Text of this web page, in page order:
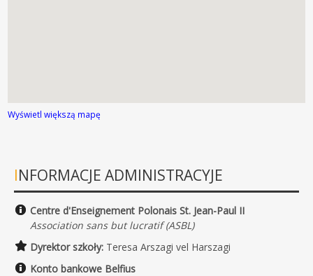
Wyświetl większą mapę
INFORMACJE ADMINISTRACYJE
Centre d'Enseignement Polonais St. Jean-Paul II
Association sans but lucratif (ASBL)
Dyrektor szkoły: Teresa Arszagi vel Harszagi
Konto bankowe Belfius